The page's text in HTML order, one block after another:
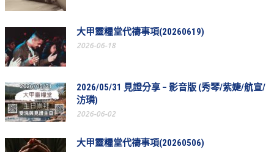
課後陪讀班資訊
陪讀班活動相簿
網站連結
大甲靈糧堂 FB粉絲專頁
台北靈糧堂 官方網站
大甲靈糧堂代禱事項(20260619)
2026-06-18
2026/05/31 見證分享 – 影音版 (秀琴/紫婕/航宣/
汸璘)
2026-06-02
大甲靈糧堂代禱事項(20260506)